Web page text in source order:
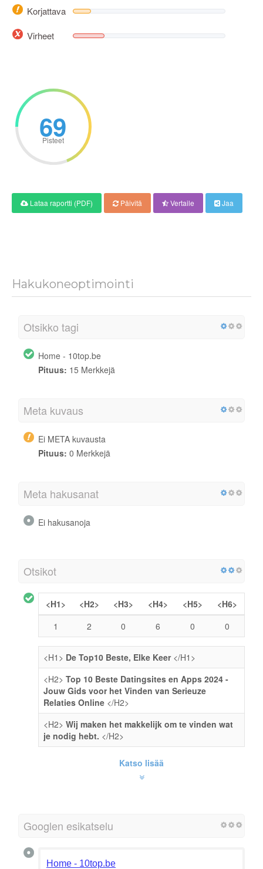
Korjattava
Virheet
69
Pisteet
Lataa raportti (PDF) Päivitä Vertaile Jaa
Hakukoneoptimointi
Otsikko tagi
Home - 10top.be
Pituus: 15 Merkkejä
Meta kuvaus
Ei META kuvausta
Pituus: 0 Merkkejä
Meta hakusanat
Ei hakusanoja
Otsikot
<H1> <H2> <H3> <H4> <H5>
<H6>
1
2 0 6 0 0
<H1> De Top10 Beste, Elke Keer</H1>
<H2> Top 10 Beste Datingsites en Apps 2024 -
Jouw Gids voor het Vinden van Serieuze
Relaties Online </H2>
<H2> Wij maken het makkelijk om te vinden wat
je nodig hebt. </H2>
Katso lisää
Googlen esikatselu
Home - 10top.be